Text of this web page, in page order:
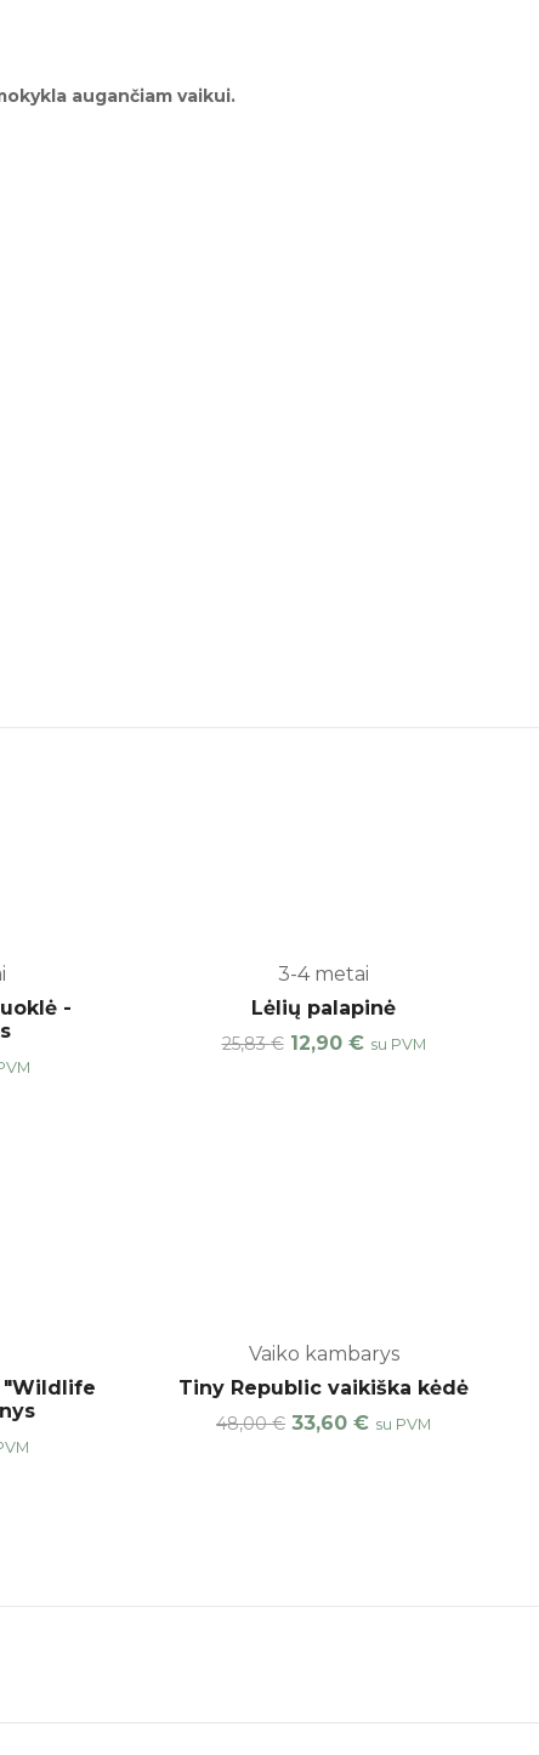
augančiam vaikui.
-
3-4 metai
Lėlių palapinė
25,83€ 12,90 € su PVM
"Wildlife
Vaiko kambarys
Tiny Republic vaikiška kėdė
48,00€ 33,60 € su PVM